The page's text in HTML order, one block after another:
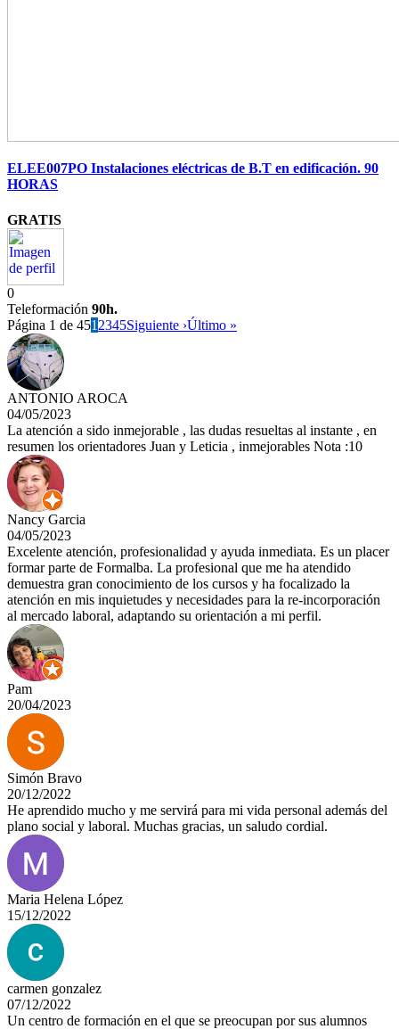
ELEE007PO Instalaciones eléctricas de B.T en edificación. 90
HORAS
GRATIS
0
Teleformación 90h.
Página 1 de 451 2345Siguiente ›Último »
ANTONIO AROCA
04/05/2023
La atención a sido inmejorable , las dudas resueltas al instante , en
resumen los orientadores Juan y Leticia , inmejorables Nota :10
Nancy Garcia
04/05/2023
Excelente atención, profesionalidad y ayuda inmediata. Es un placer
formar parte de Formalba. La profesional que me ha atendido
demuestra gran conocimiento de los cursos y ha focalizado la
atención en mis inquietudes y necesidades para la re-incorporación
al mercado laboral, adaptando su orientación a mi perfil.
Pam
20/04/2023
Simón Bravo
20/12/2022
He aprendido mucho y me servirá para mi vida personal además del
plano social y laboral. Muchas gracias, un saludo cordial.
Maria Helena López
15/12/2022
carmen gonzalez
07/12/2022
Un centro de formación en el que se preocupan por sus alumnos